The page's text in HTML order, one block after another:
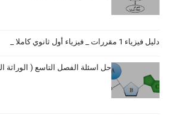
دليل فيزياء 1 مقررات _ فيزياء أول ثانوي كاملا _
حل اسئلة الفصل التاسع ( الوراثة